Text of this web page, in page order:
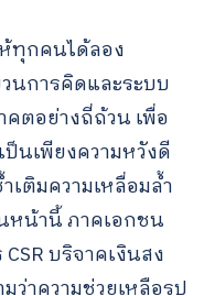
ทุกคนได้ลอง
นการคิดและระบบ
ตอย่างถี่ถ้วน เพื่อ
นเพียงความหวังดี
ติมความเหลื่อมล้ำ
หน้านี้ ภาคเอกชน
บริจาคเงินสง
ว่าความช่วยเหลือรูป